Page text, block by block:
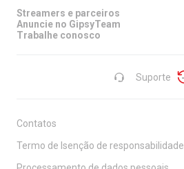
Suporte
Streamers e parceiros
Anuncie no GipsyTeam
Trabalhe conosco
Contatos
Termo de Isenção de responsabilidade